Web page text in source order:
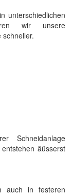
unterschiedlichen
wir unsere
schneller.
Schneidanlage
äüsserst
auch in festeren